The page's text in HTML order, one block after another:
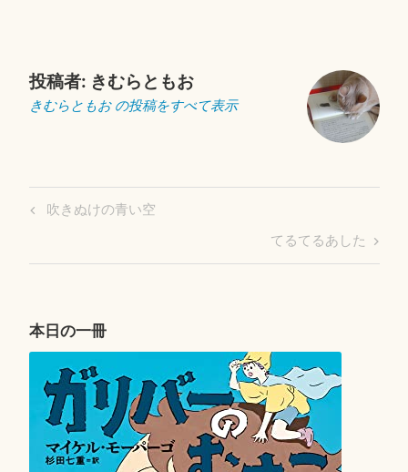
投稿者: きむらともお
きむらともお の投稿をすべて表示
投
ー
シ
ン
Previous
吹きぬけの青い空
Next
Post
てるてるあした
本日の一冊